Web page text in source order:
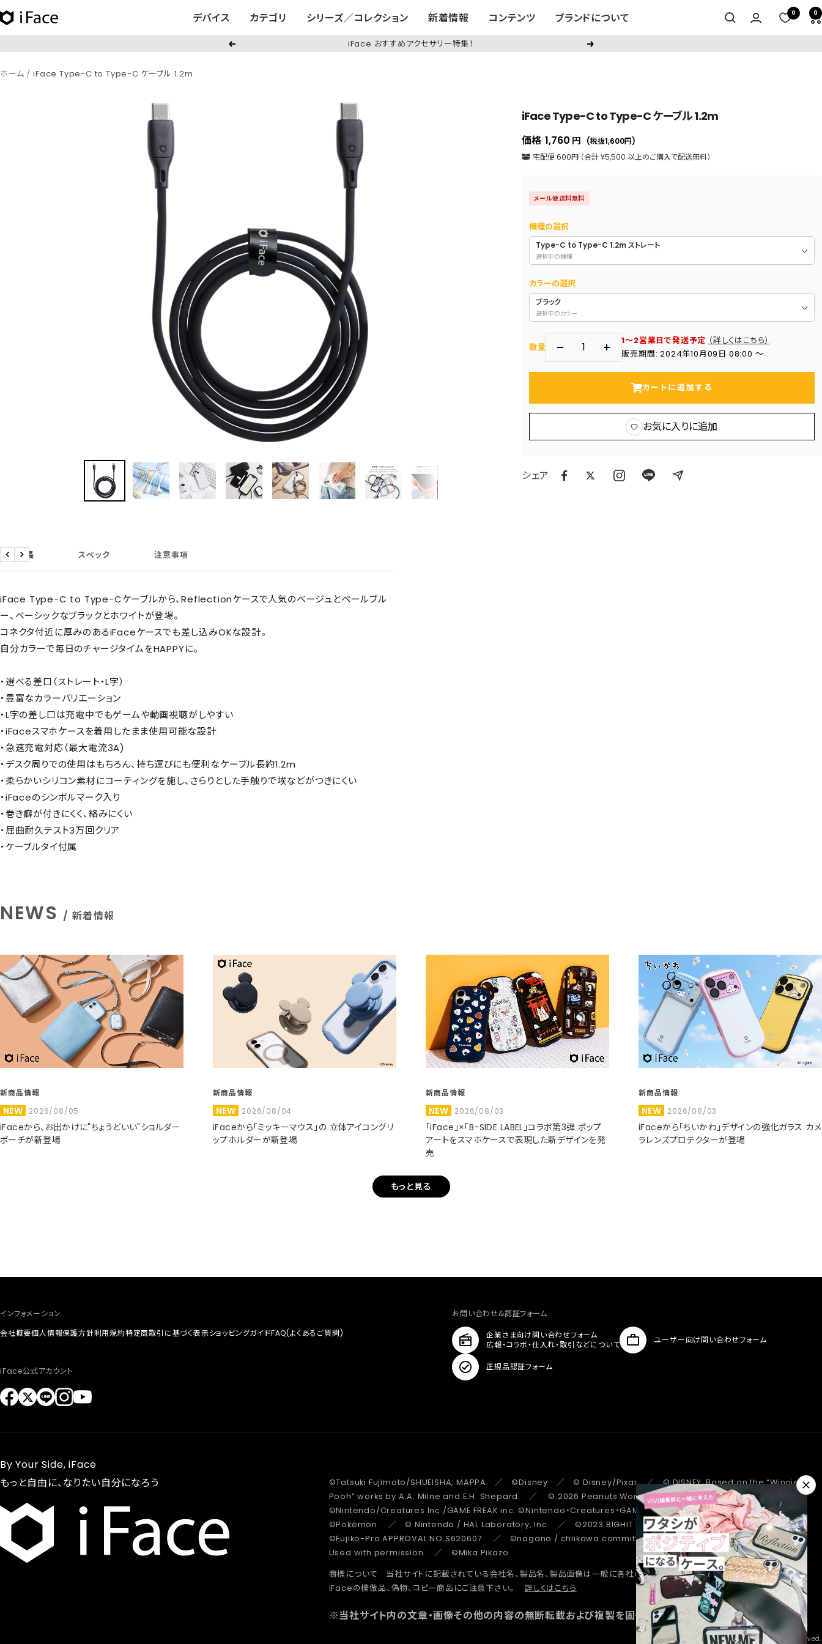
コ
ン
ツ
デバイス カテゴリ シリーズ／コレクション 新着情報 コンテンツ ブランドについて
iFace
日
本
公
0 0
戻
iFace おすすめアクセサリー特集！
次
ホーム iFace Type-C to Type-C ケーブル 1.2m
iFace Type-C to Type-C ケーブル 1.2m
価格 セ
ー
価
格
1,760 円 (税抜1,600円)
宅配便 600円 （合計 ¥5,500 以上のご購入で配送無料）
メール便送料無料
機種の選択
Type-C to Type-C 1.2m ストレート
選択中の機種
カラーの選択
ブラック
選択中のカラー
数量
量
減
す
数
量
増
す
1～2営業日で発送予定 （詳しくはこちら）
販売期間: 2024年10月09日 08:00 〜
カートに追加する
お気に入りに追加
シェア
商品特長 スペック 注意事項
戻 次
iFace Type-C to Type-Cケーブルから、Reflectionケースで人気のベージュとペールブル
ー、ベーシックなブラックとホワイトが登場。
コネクタ付近に厚みのあるiFaceケースでも差し込みOKな設計。
自分カラーで毎日のチャージタイムをHAPPYに。
・選べる差口（ストレート・L字）
・豊富なカラーバリエーション
・L字の差し口は充電中でもゲームや動画視聴がしやすい
・iFaceスマホケースを着用したまま使用可能な設計
・急速充電対応（最大電流3A)
・デスク周りでの使用はもちろん、持ち運びにも便利なケーブル長約1.2m
・柔らかいシリコン素材にコーティングを施し、さらりとした手触りで埃などがつきにくい
・iFaceのシンボルマーク入り
・巻き癖が付きにくく、絡みにくい
・屈曲耐久テスト3万回クリア
・ケーブルタイ付属
NEWS / 新着情報
新商品情報
NEW 2026/08/05
iFaceから、お出かけに"ちょうどいい"ショルダー
ポーチが新登場
新商品情報
NEW 2026/08/04
iFaceから「ミッキーマウス」の 立体アイコングリ
ップホルダーが新登場
新商品情報
NEW 2026/08/03
「iFace」×「B-SIDE LABEL」コラボ第3弾 ポップ
アートをスマホケースで表現した新デザインを発
売
新商品情報
NEW 2026/08/03
iFaceから「ちいかわ」デザインの強化ガラス カメ
ラレンズプロテクターが登場
もっと見る
インフォメーション
会社概要個人情報保護方針利用規約特定商取引に基づく表示ショッピングガイドFAQ(よくあるご質問)
iFace公式アカウント
お問い合わせ&認証フォーム
企業さま向け問い合わせフォーム
広報・コラボ・仕入れ・取引などについて
ユーザー向け問い合わせフォーム
正規品認証フォーム
©Tatsuki Fujimoto/SHUEISHA, MAPPA ／ ©Disney ／ © Disney/Pixar ／ © DISNEY. Based on the “Winnie the
Pooh” works by A.A. Milne and E.H. Shepard. ／ © 2026 Peanuts Worldwide LLC ／ ©Pokémon.
©Nintendo/Creatures Inc./GAME FREAK inc. ©Nintendo・Creatures・GAME FREAK・TV Tokyo・ShoPro・JR Kikaku
©Pokémon ／ © Nintendo / HAL Laboratory, Inc. ／ ©2023 BIGHIT MUSIC / HYBE. All Rights Reserved. ／
©Fujiko-Pro APPROVAL NO.S620607 ／ ©nagano / chiikawa committee ／ STRANGER THINGS ™/© Netflix.
Used with permission. ／ ©Mika Pikazo
商標について 当社サイトに記載されている会社名、製品名、製品画像は一般に各社の商標または登録商標です。
詳しくはこちら
iFaceの模倣品、偽物、コピー商品にご注意下さい。
詳しくはこちら
※当社サイト内の文章・画像その他の内容の無断転載および複製を固く禁じます。
By Your Side, iFace
もっと自由に、なりたい自分になろう
Copyright © Hamee Corp. All Rights Reserved.